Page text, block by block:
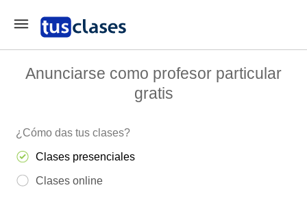
Anunciarse como profesor particular
gratis
¿Cómo das tus clases?
Clases presenciales
Clases online